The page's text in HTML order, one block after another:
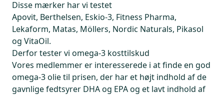
Disse mærker har vi testet
Apovit, Berthelsen, Eskio-3, Fitness Pharma,
Lekaform, Matas, Möllers, Nordic Naturals, Pikasol
og VitaOil.
Derfor tester vi omega-3 kosttilskud
Vores medlemmer er interesserede i at finde en god
omega-3 olie til prisen, der har et højt indhold af de
gavnlige fedtsyrer DHA og EPA og et lavt indhold af